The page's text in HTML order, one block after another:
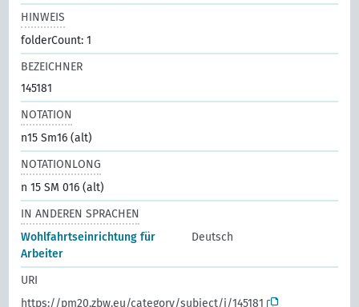
HINWEIS
folderCount: 1
BEZEICHNER
145181
NOTATION
n15 Sm16 (alt)
NOTATIONLONG
n 15 SM 016 (alt)
IN ANDEREN SPRACHEN
Wohlfahrtseinrichtung für
Arbeiter
Deutsch
URI
https://pm20.zbw.eu/category/subject/i/145181